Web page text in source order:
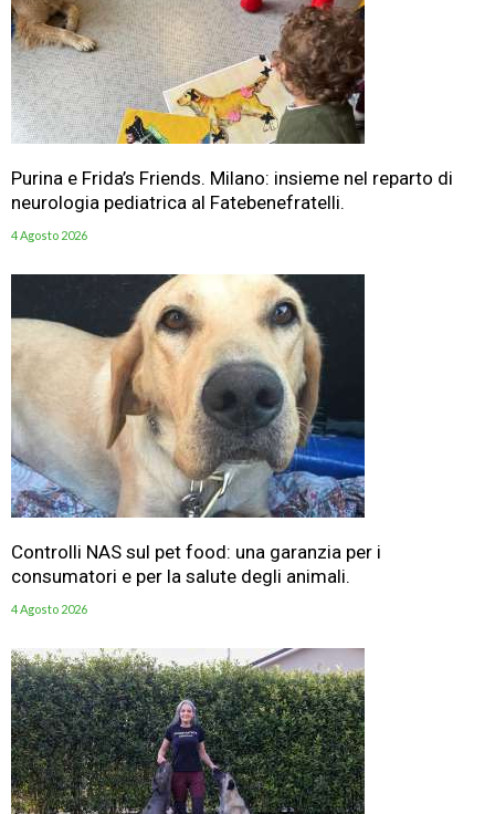
Purina e Frida’s Friends. Milano: insieme nel reparto di
neurologia pediatrica al Fatebenefratelli.
4 Agosto 2026
Controlli NAS sul pet food: una garanzia per i
consumatori e per la salute degli animali.
4 Agosto 2026